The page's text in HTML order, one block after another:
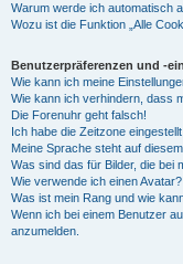
Warum werde ich automatisch
Wozu ist die Funktion „Alle
Benutzerpräferenzen und -
Wie kann ich meine
Wie kann ich verhindern, dass
Die Forenuhr geht falsch!
Ich habe die Zeitzone
Meine Sprache steht auf
Was sind das für Bilder, die bei
Wie verwende ich einen Avatar?
Was ist mein Rang und wie
Wenn ich bei einem Benutzer
anzumelden.